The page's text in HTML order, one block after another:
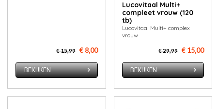
€ 15,99 € 8,00
BEKIJKEN
Lucovitaal Multi+
compleet vrouw (120
tb)
Lucovitaal Multi+ complex
vrouw
€ 29,99 € 15,00
BEKIJKEN